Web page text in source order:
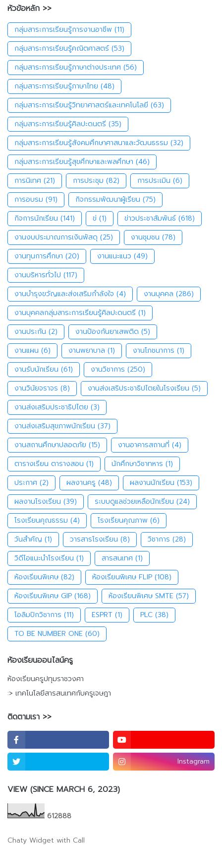
หัวข้อหลัก >>
กลุ่มสาระการเรียนรู้การงานอาชีพ (11)
กลุ่มสาระการเรียนรู้คณิตศาสตร์ (53)
กลุ่มสาระการเรียนรู้ภาษาต่างประเทศ (56)
กลุ่มสาระการเรียนรู้ภาษาไทย (48)
กลุ่มสาระการเรียนรู้วิทยาศาสตร์และเทคโนโลยี (63)
กลุ่มสาระการเรียนรู้ศิลปะดนตรี (35)
กลุ่มสาระการเรียนรู้สังคมศึกษาศาสนาและวัฒนธรรม (32)
กลุ่มสาระการเรียนรู้สุขศึกษาและพลศึกษา (46)
การนิเทศ (21) การประชุม (82) การประเมิน (6)
การอบรม (91) กิจกรรมพัฒนาผู้เรียน (75)
กิจการนักเรียน (141) ข่ (1) ข่าวประชาสัมพันธ์ (618)
งานงบประมาณการเงินพัสดุ (25) งานชุมชน (78)
งานทุนการศึกษา (20) งานแนะแนว (49)
งานบริหารทั่วไป (117)
งานบำรุงขวัญและส่งเสริมกำลังใจ (4) งานบุคคล (286)
งานบุคคลกลุ่มสาระการเรียนรู้ศิลปะดนตรี (1)
งานประกัน (2) งานป้องกันยาเสพติด (5)
งานแผน (6) งานพยาบาล (1) งานโภชนาการ (1)
งานรับนักเรียน (61) งานวิชาการ (250)
งานวินัยจราจร (8) งานส่งเสริประชาธิปไตยในโรงเรียน (5)
งานส่งเสริมประชาธิปไตย (3)
งานส่งเสริมสุขภาพนักเรียน (37)
งานสถานศึกษาปลอดภัย (15) งานอาคารสถานที่ (4)
ตารางเรียน ตารางสอน (1) นักศึกษาวิชาทหาร (1)
ประกาศ (2) ผลงานครู (48) ผลงานนักเรียน (153)
ผลงานโรงเรียน (39) ระบบดูแลช่วยเหลือนักเรียน (24)
โรงเรียนคุณธรรม (4) โรงเรียนคุณภาพ (6)
วันสำคัญ (1) วารสารโรงเรียน (8) วิชาการ (28)
วิดีโอแนะนำโรงเรียน (1) สารสนเทศ (1)
ห้องเรียนพิเศษ (82) ห้องเรียนพิเศษ FLIP (108)
ห้องเรียนพิเศษ GIP (168) ห้องเรียนพิเศษ SMTE (57)
โอลิมปิกวิชาการ (11) ESPRT (1) PLC (38)
TO BE NUMBER ONE (60)
ห้องเรียนออนไลน์ครู
ห้องเรียนครูปทุมราชวงศา
:> เทคโนโลยีสารสนเทศกับครูเจษฎา
ติดตามเรา >>
Instagram
VIEW (SINCE MARCH 6, 2023)
612888
Chaty Widget with Call